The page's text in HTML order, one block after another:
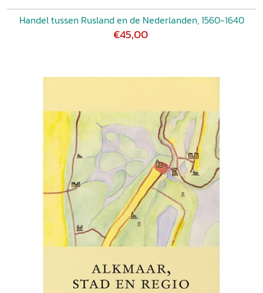
Handel tussen Rusland en de Nederlanden, 1560-1640
€45,00